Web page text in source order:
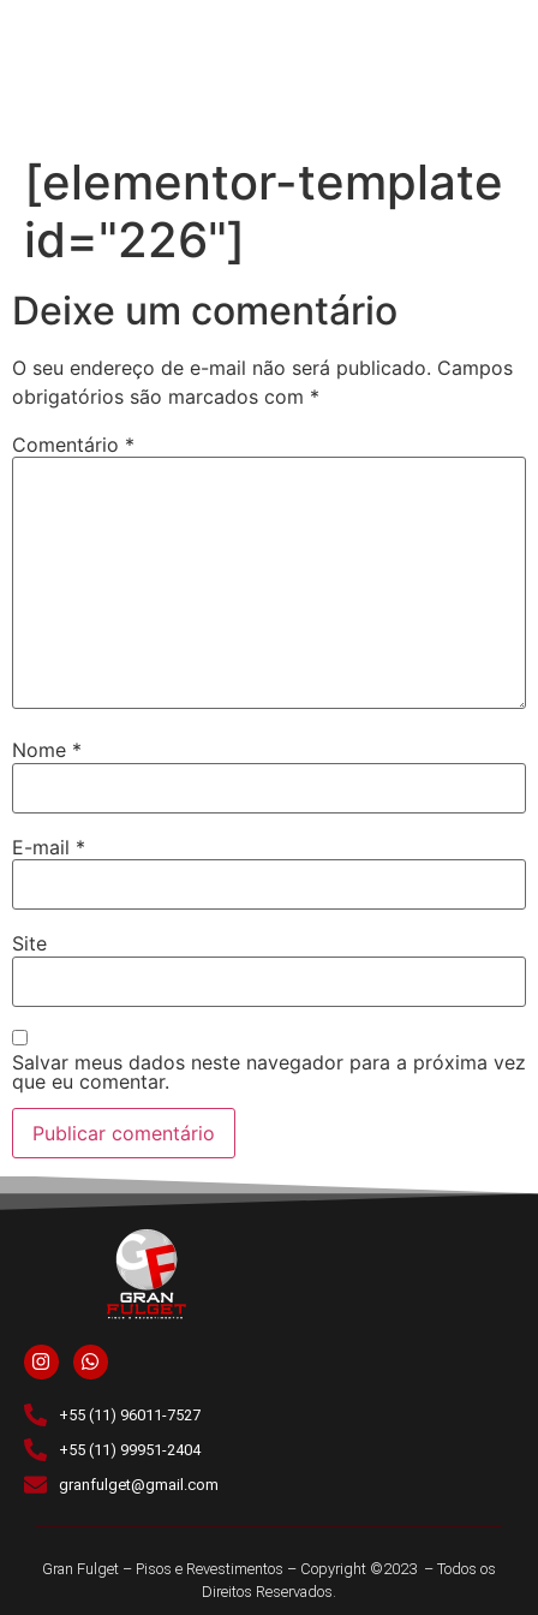
[elementor-template
id="226"]
Deixe um comentário
O seu endereço de e-mail não será publicado. Campos
obrigatórios são marcados com *
Comentário *
Nome *
E-mail *
Site
Salvar meus dados neste navegador para a próxima vez
que eu comentar.
+55 (11) 96011-7527
+55 (11) 99951-2404
granfulget@gmail.com
Gran Fulget – Pisos e Revestimentos – Copyright ©2023 – Todos os
Direitos Reservados.